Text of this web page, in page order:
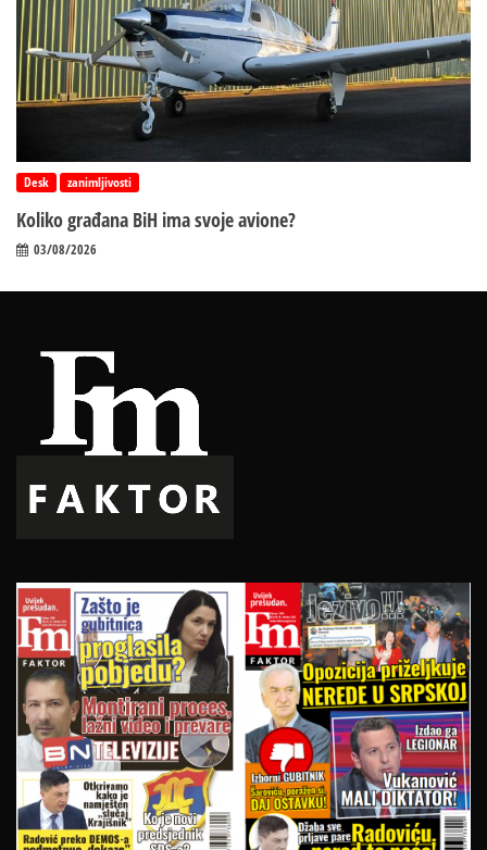
Desk zanimljivosti
Koliko građana BiH ima svoje avione?
03/08/2026